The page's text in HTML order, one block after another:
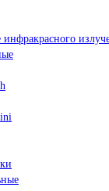
инфракрасного